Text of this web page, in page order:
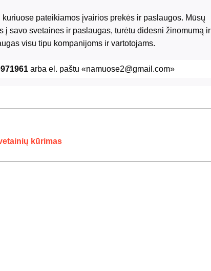
pateikiamos įvairios prekės ir paslaugos. Mūsų
savo svetaines ir paslaugas, turėtu didesni žinomumą ir
visu tipu kompanijoms ir vartotojams.
arba el. paštu «namuose2@gmail.com»
kūrimas